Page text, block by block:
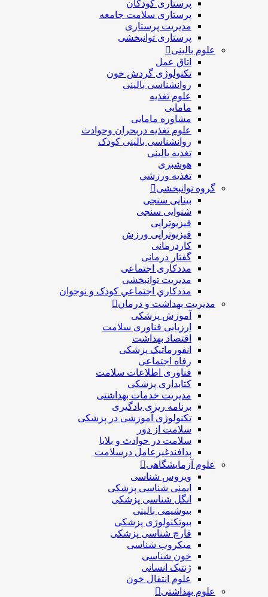
پرستاری کودکان
پرستاری سلامت جامعه
مدیریت پرستاری
پرستاری توانبخشی
علوم بالینی
اتاق عمل
تکنولوژی گردش خون
روانشناسی بالینی
علوم تغذیه
مامایی
مشاوره مامایی
علوم تغذیه دربحران وحوادث
روانشناسی بالینی کودک
تغذیه بالینی
هوشبری
تغذيه ورزشي
گروه توانبخشی
بینایی سنجی
شنوایی سنجی
فیزیوتراپی
فیزیوتراپی ورزش
کاردرمانی
گفتار درمانی
مددکاری اجتماعی
مديريت توانبخشی
مددکاري اجتماعي کودک و نوجوان
مدیریت بهداشت و درمان
آموزش پزشکی
ارزیابی فناوری سلامت
اقتصاد بهداشت
انفورماتیک پزشکی
رفاه اجتماعی
فناوری اطلاعات سلامت
کتابداری پزشکی
مديريت خدمات بهداشتی
برنامه ریزی یادگیری
تکنولوژی آموزشی در پزشکی
سلامت از دور
سلامت در حوادث و بلایا
پدافندغیرعامل درسلامت
علوم آزمایشگاهی
ویروس شناسی
ایمنی شناسی پزشكی
انگل شناسی پزشکی
بیوشیمی بالینی
بیوتکنولوژی پزشکی
قارچ شناسی پزشکی
ميكروب شناسی
خون شناسی
ژنتیک انسانی
علوم انتقال خون
علوم بهداشتی